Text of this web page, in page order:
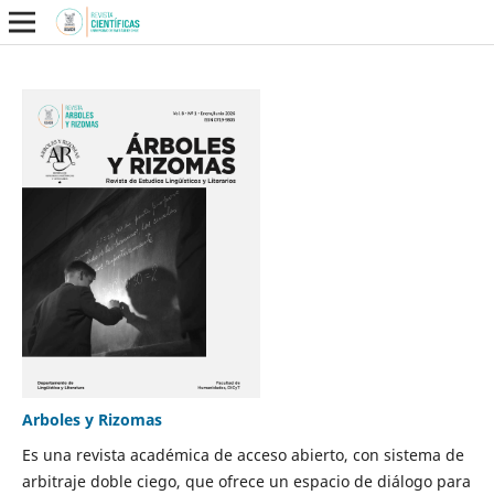
Arboles y Rizomas
Es una revista académica de acceso abierto, con sistema de
arbitraje doble ciego, que ofrece un espacio de diálogo para